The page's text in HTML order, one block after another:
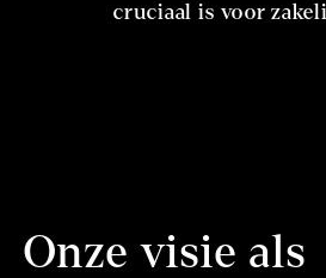
cruciaal is voor
Onze visie als